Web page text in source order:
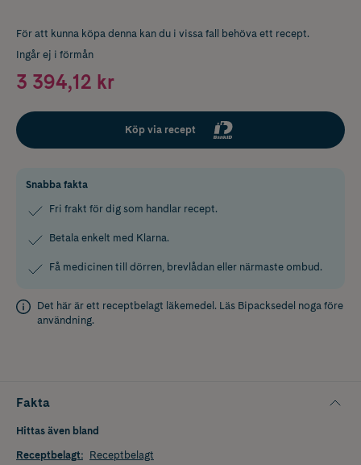
För att kunna köpa denna kan du i vissa fall behöva ett recept.
Ingår ej i förmån
3 394,12 kr
Köp via recept
Snabba fakta
Fri frakt för dig som handlar recept.
Betala enkelt med Klarna.
Få medicinen till dörren, brevlådan eller närmaste ombud.
Det här är ett receptbelagt läkemedel. Läs Bipacksedel noga före
användning.
Fakta
Hittas även bland
Receptbelagt: Receptbelagt